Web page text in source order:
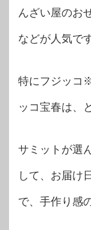
んざい屋のお
などが人気です
特にフジッコ
ッコ宝春は、
サミットが選
して、お届け
で、手作り感